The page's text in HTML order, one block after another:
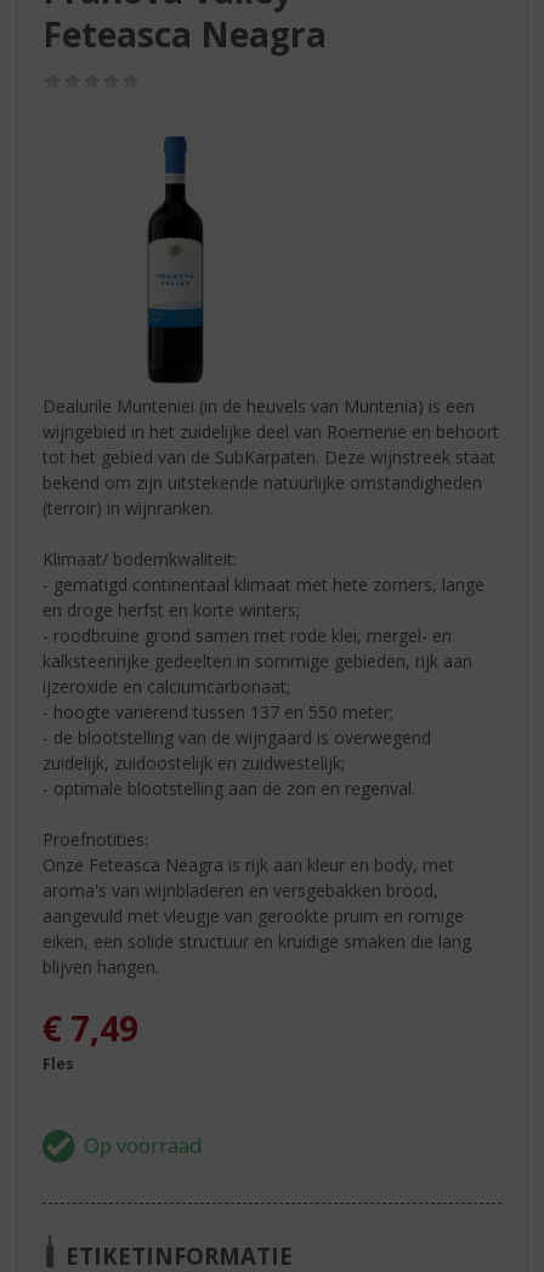
Feteasca Neagra
Dealurile Munteniei (in de heuvels van Muntenia) is een
wijngebied in het zuidelijke deel van Roemenië en behoort
tot het gebied van de SubKarpaten. Deze wijnstreek staat
bekend om zijn uitstekende natuurlijke omstandigheden
(terroir) in wijnranken.
Klimaat/ bodemkwaliteit:
- gematigd continentaal klimaat met hete zomers, lange
en droge herfst en korte winters;
- roodbruine grond samen met rode klei, mergel- en
kalksteenrijke gedeelten in sommige gebieden, rijk aan
ijzeroxide en calciumcarbonaat;
- hoogte variërend tussen 137 en 550 meter;
- de blootstelling van de wijngaard is overwegend
zuidelijk, zuidoostelijk en zuidwestelijk;
- optimale blootstelling aan de zon en regenval.
Proefnotities:
Onze Feteasca Neagra is rijk aan kleur en body, met
aroma's van wijnbladeren en versgebakken brood,
aangevuld met vleugje van gerookte pruim en romige
eiken, een solide structuur en kruidige smaken die lang
blijven hangen.
€ 7,49
Fles
ETIKETINFORMATIE